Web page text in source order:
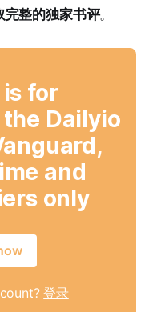
整的独家书评。
for
Dailyio
and
only
登录